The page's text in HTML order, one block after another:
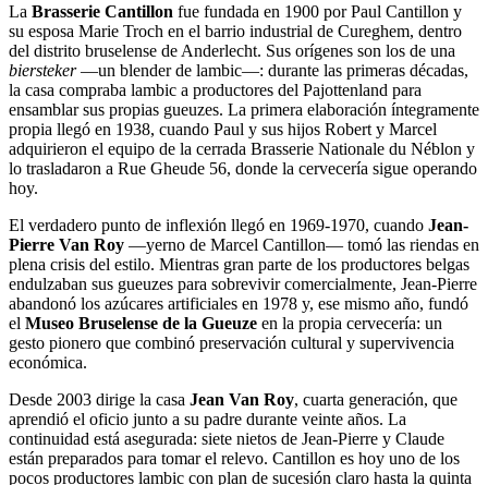
La Brasserie Cantillon fue fundada en 1900 por Paul Cantillon y
su esposa Marie Troch en el barrio industrial de Cureghem, dentro
del distrito bruselense de Anderlecht. Sus orígenes son los de una
biersteker—un blender de lambic—: durante las primeras décadas,
la casa compraba lambic a productores del Pajottenland para
ensamblar sus propias gueuzes. La primera elaboración íntegramente
propia llegó en 1938, cuando Paul y sus hijos Robert y Marcel
adquirieron el equipo de la cerrada Brasserie Nationale du Néblon y
lo trasladaron a Rue Gheude 56, donde la cervecería sigue operando
hoy.
El verdadero punto de inflexión llegó en 1969-1970, cuando Jean-
Pierre Van Roy —yerno de Marcel Cantillon— tomó las riendas en
plena crisis del estilo. Mientras gran parte de los productores belgas
endulzaban sus gueuzes para sobrevivir comercialmente, Jean-Pierre
abandonó los azúcares artificiales en 1978 y, ese mismo año, fundó
el Museo Bruselense de la Gueuze en la propia cervecería: un
gesto pionero que combinó preservación cultural y supervivencia
económica.
Desde 2003 dirige la casa Jean Van Roy, cuarta generación, que
aprendió el oficio junto a su padre durante veinte años. La
continuidad está asegurada: siete nietos de Jean-Pierre y Claude
están preparados para tomar el relevo. Cantillon es hoy uno de los
pocos productores lambic con plan de sucesión claro hasta la quinta